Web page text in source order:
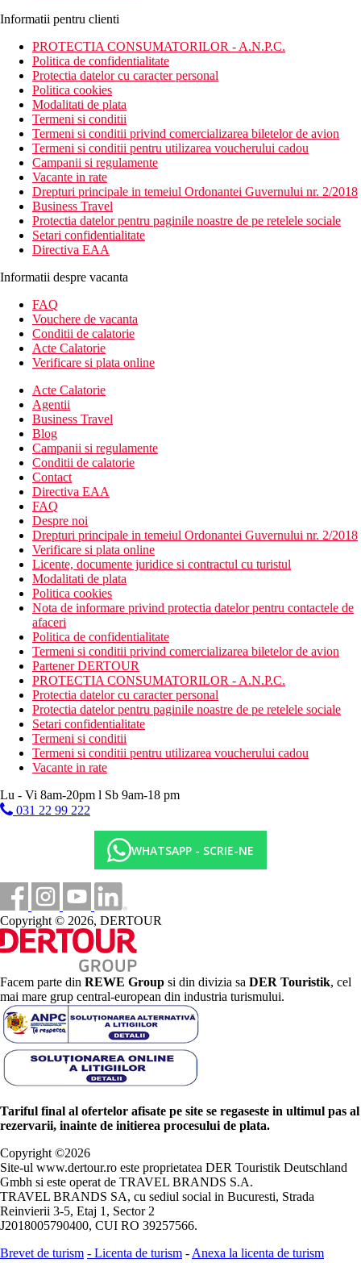
Informatii pentru clienti
PROTECTIA CONSUMATORILOR - A.N.P.C.
Politica de confidentialitate
Protectia datelor cu caracter personal
Politica cookies
Modalitati de plata
Termeni si conditii
Termeni si conditii privind comercializarea biletelor de avion
Termeni si conditii pentru utilizarea voucherului cadou
Campanii si regulamente
Vacante in rate
Drepturi principale in temeiul Ordonantei Guvernului nr. 2/2018
Business Travel
Protectia datelor pentru paginile noastre de pe retelele sociale
Setari confidentialitate
Directiva EAA
Informatii despre vacanta
FAQ
Vouchere de vacanta
Conditii de calatorie
Acte Calatorie
Verificare si plata online
Acte Calatorie
Agentii
Business Travel
Blog
Campanii si regulamente
Conditii de calatorie
Contact
Directiva EAA
FAQ
Despre noi
Drepturi principale in temeiul Ordonantei Guvernului nr. 2/2018
Verificare si plata online
Licente, documente juridice si contractul cu turistul
Modalitati de plata
Politica cookies
Nota de informare privind protectia datelor pentru contactele de
afaceri
Politica de confidentialitate
Termeni si conditii privind comercializarea biletelor de avion
Partener DERTOUR
PROTECTIA CONSUMATORILOR - A.N.P.C.
Protectia datelor cu caracter personal
Protectia datelor pentru paginile noastre de pe retelele sociale
Setari confidentialitate
Termeni si conditii
Termeni si conditii pentru utilizarea voucherului cadou
Vacante in rate
Lu - Vi 8am-20pm l Sb 9am-18 pm
031 22 99 222
WHATSAPP - SCRIE-NE
Copyright © 2026, DERTOUR
Facem parte din REWE Group si din divizia sa DER Touristik, cel
mai mare grup central-european din industria turismului.
Tariful final al ofertelor afisate pe site se regaseste in ultimul pas al
rezervarii, inainte de initierea procesului de plata.
Copyright ©2026
Site-ul www.dertour.ro este proprietatea DER Touristik Deutschland
Gmbh si este operat de TRAVEL BRANDS S.A.
TRAVEL BRANDS SA, cu sediul social in Bucuresti, Strada
Reinvierii 3-5, Etaj 1, Sector 2
J2018005790400, CUI RO 39257566.
Brevet de turism - Licenta de turism - Anexa la licenta de turism